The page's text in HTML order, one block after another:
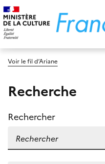
Voir le fil d’Ariane
Recherche
Rechercher